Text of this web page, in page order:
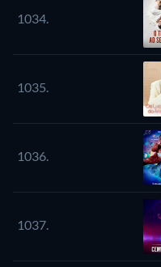
1034.
1035.
1036.
1037.